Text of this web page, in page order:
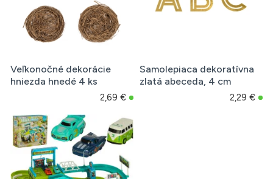
Veľkonočné dekorácie
hniezda hnedé 4 ks
2,69 €
Samolepiaca dekoratívna
zlatá abeceda, 4 cm
2,29 €